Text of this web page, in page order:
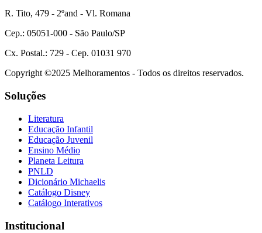
R. Tito, 479 - 2ºand - Vl. Romana
Cep.: 05051-000 - São Paulo/SP
Cx. Postal.: 729 - Cep. 01031 970
Copyright ©2025 Melhoramentos - Todos os direitos reservados.
Soluções
Literatura
Educação Infantil
Educação Juvenil
Ensino Médio
Planeta Leitura
PNLD
Dicionário Michaelis
Catálogo Disney
Catálogo Interativos
Institucional